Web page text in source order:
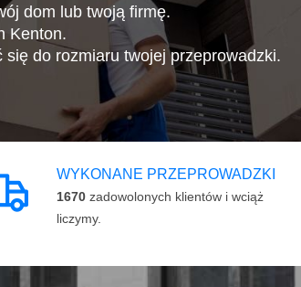
dom lub twoją firmę.
Kenton.
do rozmiaru twojej przeprowadzki.
WYKONANE PRZEPROWADZKI
1670 zadowolonych klientów i wciąż
liczymy.